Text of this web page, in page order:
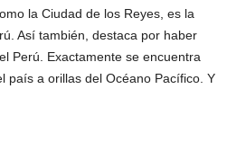
la Ciudad de los Reyes, es la
Así también, destaca por haber
Perú. Exactamente se encuentra
país a orillas del Océano Pacífico. Y